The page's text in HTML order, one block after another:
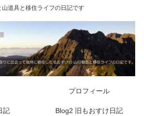
山道具と移住ライフの日記です
プロフィール
記 Blog2 旧もおすけ日記